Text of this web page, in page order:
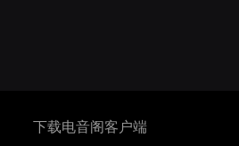
下载电音阁客户端